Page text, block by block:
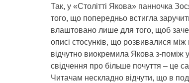
Так, у «Столітті Якова» панночка
того, що попередньо встигла
влаштовано лише для того, щоб
описі стосунків, що розвивалися між
відчутно виокремила Якова з-поміж
свідчення про більше почуття – це
Читачам нескладно відчути, що в